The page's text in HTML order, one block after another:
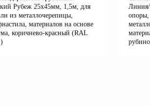
Рубеж 25х45мм, 1,5м, для
из металлочерепицы,
материалов на основе
коричнево-красный (RAL
опоры,